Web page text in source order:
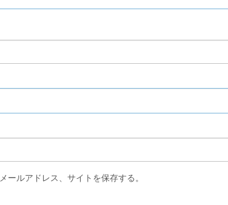
ールアドレス、サイトを保存する。